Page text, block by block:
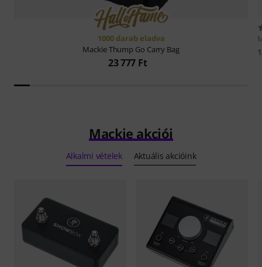
1000 darab eladva
MackieThump Go Carry Bag
23 777 Ft
Mackie akciói
Alkalmi vételek Aktuális akcióink